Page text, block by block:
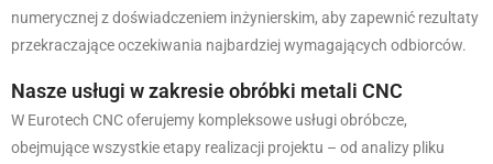
numerycznej z doświadczeniem inżynierskim, aby zapewnić rezultaty
przekraczające oczekiwania najbardziej wymagających odbiorców.
Nasze usługi w zakresie obróbki metali CNC
W Eurotech CNC oferujemy kompleksowe usługi obróbcze,
obejmujące wszystkie etapy realizacji projektu – od analizy pliku